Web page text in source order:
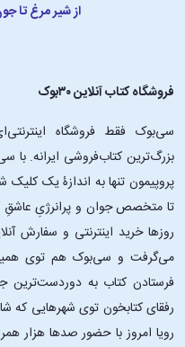
از شیر مرغ تا
فروشگاه کتاب آنلاین ۳۰بوک
سی‌بوک فقط فروشگاه
بزرگ‌ترین کتاب‌فروشی ایرانه. با
تا متخصص جوان و پرانرژیِ عاشقِ
روزها خرید اینترنتی و سفارش
می‌گرفت و سی‌بوک هم توی
فرستادن کتاب به دوردست‌ترین
رفقای کتابخون توی شهرهایی
رویا امروز با حضور صدها هزار